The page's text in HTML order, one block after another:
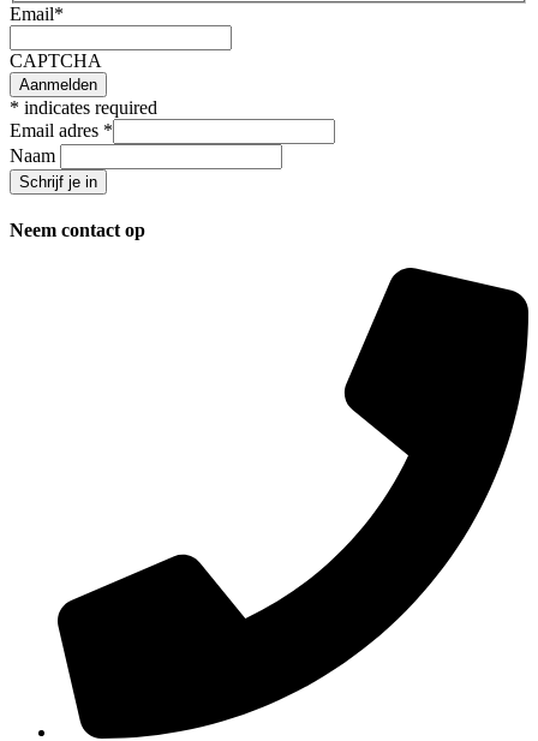
Email*
CAPTCHA
* indicates required
Email adres *
Naam
Neem contact op